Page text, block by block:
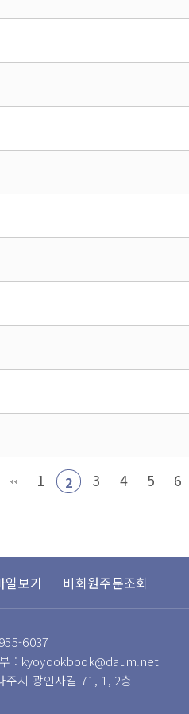
1 2 3 4 5 6
일보기 비회원주문조회
6037
: kyoyookbook@daum.net
시 광인사길 71, 1, 2층